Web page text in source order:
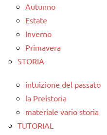
Autunno
Estate
Inverno
Primavera
STORIA
intuizione del passato
la Preistoria
materiale vario storia
TUTORIAL